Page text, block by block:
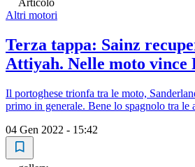
Articolo
Altri motori
Terza tappa: Sainz
Attiyah. Nelle moto vince
Il portoghese trionfa tra le moto,
primo in generale. Bene lo spagnolo tra le
04 Gen 2022 - 15:42